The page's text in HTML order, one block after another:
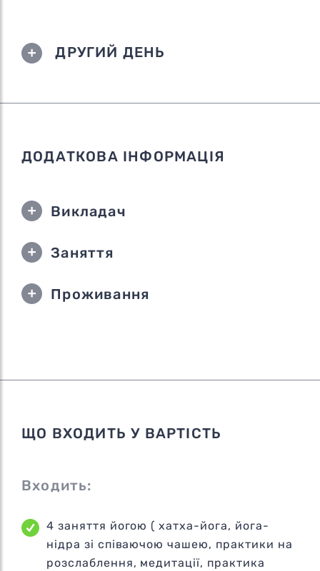
ДРУГИЙ ДЕНЬ
ДОДАТКОВА ІНФОРМАЦІЯ
Викладач
Заняття
Проживання
ЩО ВХОДИТЬ У ВАРТІСТЬ
Входить:
4 заняття йогою ( хатха-йога, йога-
нідра зі співаючою чашею, практики на
розслаблення, медитації, практика